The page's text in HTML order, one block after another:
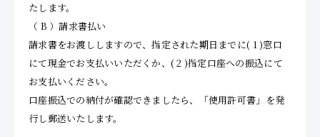
たします。
（ B ）請求書払い
請求書をお渡ししますので、指定された期日までに( 1 )窓口
にて現金でお支払いいただくか、( 2 )指定口座への振込にて
お支払いください。
口座振込での納付が確認できましたら、「使用許可書」を発
行し郵送いたします。